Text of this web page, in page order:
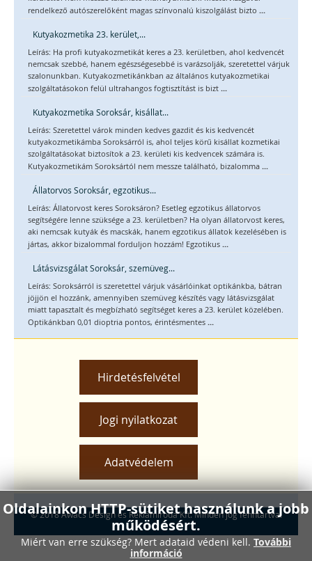
rendelkező autószerelőként magas színvonalú kiszolgálást bizto ...
Kutyakozmetika 23. kerület,...
Leírás: Ha profi kutyakozmetikát keres a 23. kerületben, ahol kedvencét
nemcsak szebbé, hanem egészségesebbé is varázsolják, szeretettel várjuk
szalonunkban. Kutyakozmetikánkban az általános kutyakozmetikai
szolgáltatásokon felül ultrahangos fogtisztítást is bizt ...
Kutyakozmetika Soroksár, kisállat...
Leírás: Szeretettel várok minden kedves gazdit és kis kedvencét
kutyakozmetikámba Soroksárról is, ahol teljes körű kisállat kozmetikai
szolgáltatásokat biztosítok a 23. kerületi kis kedvencek számára is.
Kutyakozmetikám Soroksártól nem messze található, bizalomma ...
Állatorvos Soroksár, egzotikus...
Leírás: Állatorvost keres Soroksáron? Esetleg egzotikus állatorvos
segítségére lenne szüksége a 23. kerületben? Ha olyan állatorvost keres,
aki nemcsak kutyák és macskák, hanem egzotikus állatok kezelésében is
jártas, akkor bizalommal forduljon hozzám! Egzotikus ...
Látásvizsgálat Soroksár, szemüveg...
Leírás: Soroksárról is szeretettel várjuk vásárlóinkat optikánkba, bátran
jöjjön el hozzánk, amennyiben szemüveg készítés vagy látásvizsgálat
miatt tapasztalt és megbízható segítséget keres a 23. kerület közelében.
Optikánkban 0,01 dioptria pontos, érintésmentes ...
Hirdetésfelvétel
Jogi nyilatkozat
Adatvédelem
Oldalainkon HTTP-sütiket használunk a jobb
működésért.
Miért van erre szükség? Mert adataid védeni kell. További
információ
© 2018 Awacs Design és Reklámiroda Kft. Minden jog fenntartva.